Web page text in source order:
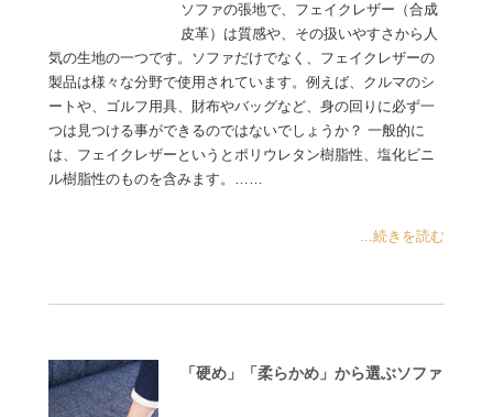
ソファの張地で、フェイクレザー（合成
皮革）は質感や、その扱いやすさから人
気の生地の一つです。ソファだけでなく、フェイクレザーの
製品は様々な分野で使用されています。例えば、クルマのシ
ートや、ゴルフ用具、財布やバッグなど、身の回りに必ず一
つは見つける事ができるのではないでしょうか？ 一般的に
は、フェイクレザーというとポリウレタン樹脂性、塩化ビニ
ル樹脂性のものを含みます。……
...続きを読む
「硬め」「柔らかめ」から選ぶソファ